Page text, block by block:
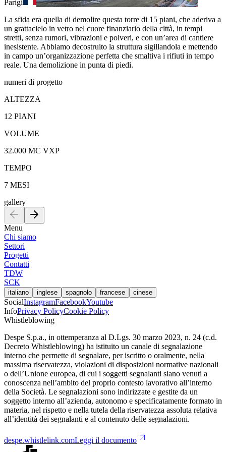
Parigi
La sfida era quella di demolire questa torre di 15 piani, che aderiva a
un grattacielo in vetro nel cuore finanziario della città, in tempi
stretti, senza rumori, vibrazioni e polveri, e con un’area di cantiere
inesistente. Abbiamo decostruito la struttura sigillandola e mettendo
in campo un’organizzazione perfetta che smaltiva i rifiuti in tempo
reale. Una demolizione in punta di piedi.
numeri di progetto
ALTEZZA
12 PIANI
VOLUME
32.000 MC VXP
TEMPO
7 MESI
gallery
Menu
Chi siamo
Settori
Progetti
Contatti
TDW
SCK
italiano inglese spagnolo francese cinese
SocialInstagramFacebookYoutube
InfoPrivacy PolicyCookie Policy
Whistleblowing
Despe S.p.a., in ottemperanza al D.Lgs. 30 marzo 2023, n. 24 (c.d.
Decreto Whistleblowing) ha istituito un canale di segnalazione
interno che permette di segnalare, per iscritto o oralmente, nella
massima riservatezza, violazioni di disposizioni normative nazionali
o dell’Unione europea, di cui i soggetti segnalanti siano venuti a
conoscenza nell’ambito del proprio contesto lavorativo all’interno
della Società. Le segnalazioni sono indirizzate e gestite da un
soggetto interno all’azienda, autonomo e specificatamente formato in
materia, nel rispetto e nella tutela della riservatezza assoluta relativa
all’identità dei segnalanti e al contenuto delle segnalazioni.
despe.whistlelink.comLeggi il documento